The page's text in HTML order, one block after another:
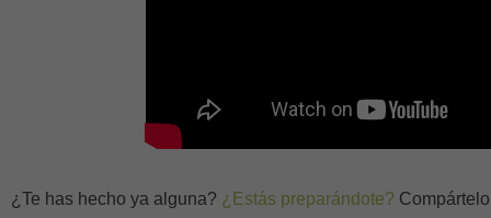
¿Te has hecho ya alguna? ¿Estás preparándote?